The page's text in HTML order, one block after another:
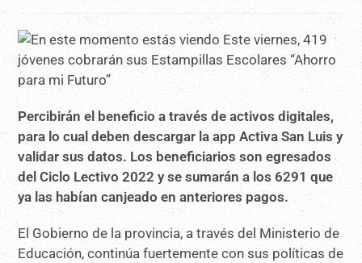
Percibirán el beneficio a través de activos digitales,
para lo cual deben descargar la app Activa San Luis y
validar sus datos. Los beneficiarios son egresados
del Ciclo Lectivo 2022 y se sumarán a los 6291 que
ya las habían canjeado en anteriores pagos.
El Gobierno de la provincia, a través del Ministerio de
Educación, continúa fuertemente con sus políticas de